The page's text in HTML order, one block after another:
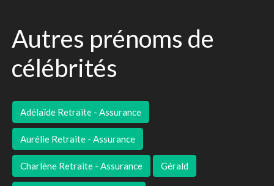
Autres prénoms de
célébrités
Adélaïde Retraite - Assurance
Aurélie Retraite - Assurance
Charlène Retraite - Assurance Gérald